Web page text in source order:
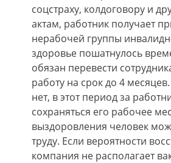
соцстраху, колдоговору и
актам, работник получает
нерабочей группы
здоровье пошатнулось
обязан перевести
работу на срок до 4
нет, в этот период за
сохраняться его рабочее
выздоровления человек
труду. Если вероятности
компания не располагает